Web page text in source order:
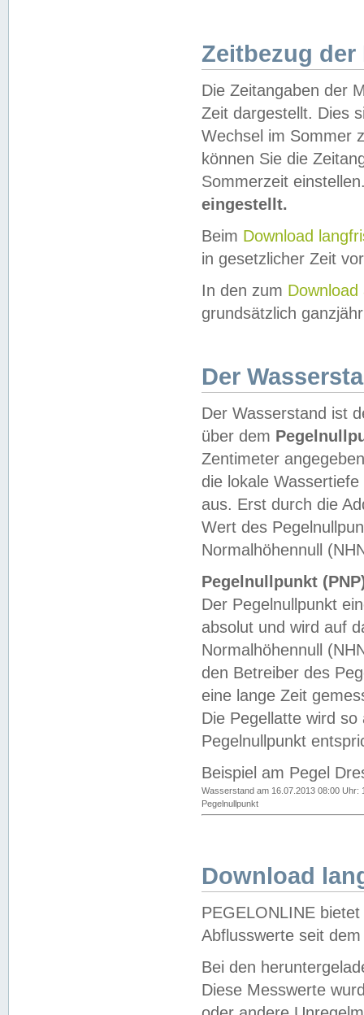
Zeitbezug der
Die Zeitangaben der
Zeit dargestellt. Dies
Wechsel im Sommer
können Sie die
Sommerzeit
eingestellt.
Beim Download
in gesetzlicher Zeit
In den zum Download
grundsätzlich
Der
Der Wasserstand ist
über dem
Zentimeter
die lokale
aus. Erst durch die
Wert des
Normalhöhennull
Pegelnullpunkt
Der Pegelnullpunkt
absolut und wird auf
Normalhöhennull
den Betreiber des
eine lange Zeit
Die Pegellatte wird
Pegelnullpunkt
Beispiel am Pegel
Wasserstand am 16.07.2013 08:00 Uhr:
Pegelnullpunkt
Download
PEGELONLINE
Abflusswerte seit
Bei den
Diese Messwerte